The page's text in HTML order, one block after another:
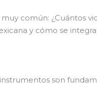
común: ¿Cuántos
y cómo se
instrumentos son